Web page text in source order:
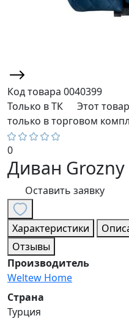
Код товара 0040399
Только в ТК
Этот
только в торговом
0
Диван Grozny
Оставить заявку
Характеристики
Отзывы
Производитель
Weltew Home
Страна
Турция